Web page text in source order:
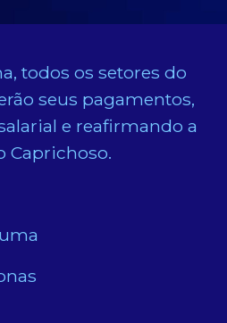
todos os setores do
seus pagamentos,
e reafirmando a
Caprichoso.